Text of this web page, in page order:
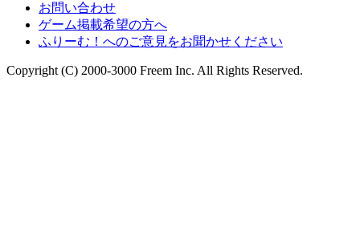
お問い合わせ
ゲーム掲載希望の方へ
ふりーむ！へのご意見をお聞かせください
Copyright (C) 2000-3000 Freem Inc. All Rights Reserved.